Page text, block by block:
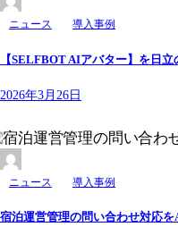
ニュース 導入事例
【SELFBOT AIアバター】を日
2026年3月26日
ニュース 導入事例
宿泊運営管理の問い合わせ対応